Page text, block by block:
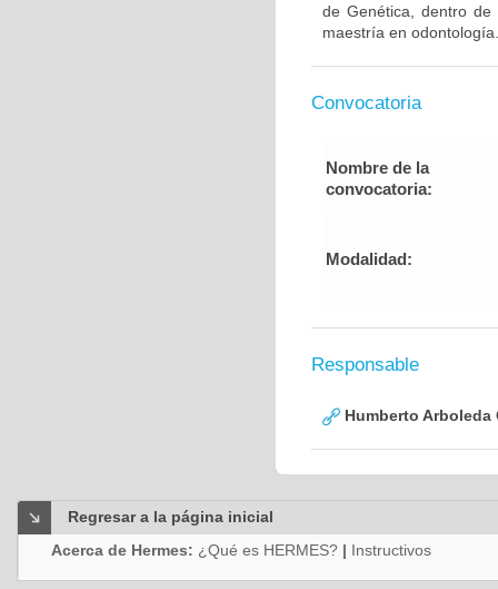
de Genética, dentro
maestría en odontología.
Convocatoria
Nombre de la
convocatoria:
Modalidad:
Responsable
Humberto Arboleda
Regresar a la página inicial
Acerca de Hermes: ¿Qué es HERMES? | Instructivos